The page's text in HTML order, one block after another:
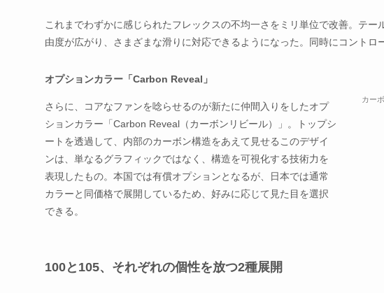
これまでわずかに感じられたフレックスの不均一さをミリ単位で改善。テ
由度が広がり、さまざまな滑りに対応できるようになった。同時にコントロ
オプションカラー「Carbon Reveal」
さらに、コアなファンを唸らせるのが新たに仲間入りをしたオプ
ションカラー「Carbon Reveal（カーボンリビール）」。トップシ
ートを透過して、内部のカーボン構造をあえて見せるこのデザイ
ンは、単なるグラフィックではなく、構造を可視化する技術力を
表現したもの。本国では有償オプションとなるが、日本では通常
カラーと同価格で展開しているため、好みに応じて見た目を選択
できる。
カー
100と105、それぞれの個性を放つ2種展開